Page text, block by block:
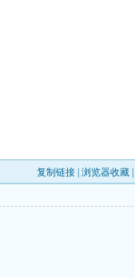
复制链接| 浏览器收藏|